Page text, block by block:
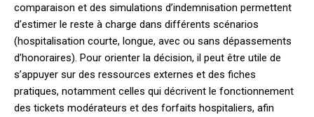
comparaison et des simulations d’indemnisation permettent
d’estimer le reste à charge dans différents scénarios
(hospitalisation courte, longue, avec ou sans dépassements
d’honoraires). Pour orienter la décision, il peut être utile de
s’appuyer sur des ressources externes et des fiches
pratiques, notamment celles qui décrivent le fonctionnement
des tickets modérateurs et des forfaits hospitaliers, afin